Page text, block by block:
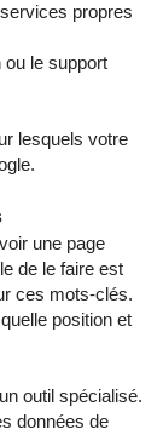
propres
le support
lesquels votre
une page
de le faire est
ces mots-clés.
position et
outil spécialisé.
données de